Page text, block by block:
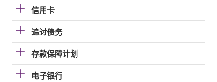
信用卡
追讨债务
存款保障计划
电子银行